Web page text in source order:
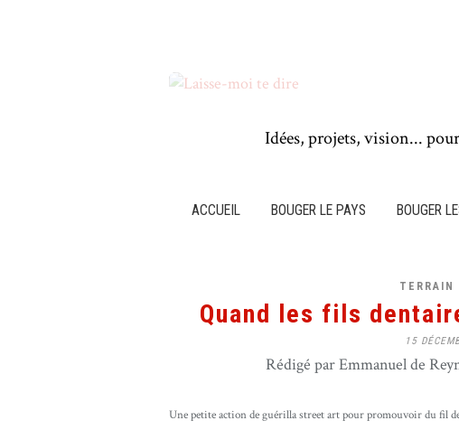
Idées, projets, vision...
ACCUEIL BOUGER LE PAYS BOUGER
TERRAIN
Quand les fils
15
Rédigé par Emmanuel de
Une petite action de guérilla street art pour promouvoir du fil